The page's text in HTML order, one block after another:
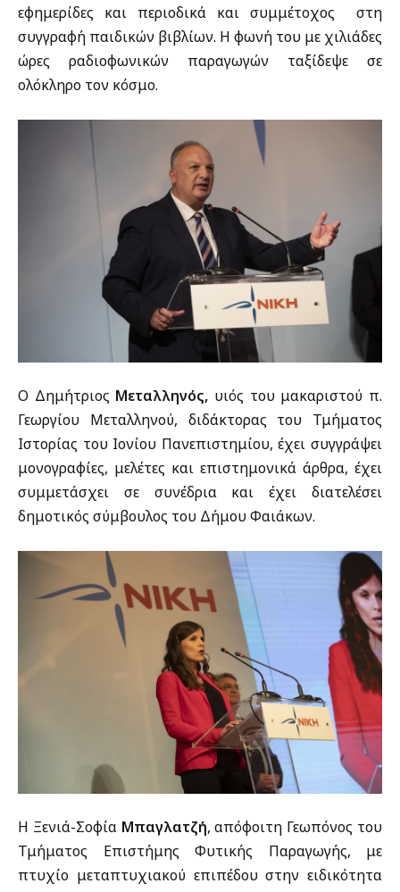
εφημερίδες και περιοδικά και συμμέτοχος στη
συγγραφή παιδικών βιβλίων. Η φωνή του με χιλιάδες
ώρες ραδιοφωνικών παραγωγών ταξίδεψε σε
ολόκληρο τον κόσμο.
Ο Δημήτριος Μεταλληνός, υιός του μακαριστού π.
Γεωργίου Μεταλληνού, διδάκτορας του Τμήματος
Ιστορίας του Ιονίου Πανεπιστημίου, έχει συγγράψει
μονογραφίες, μελέτες και επιστημονικά άρθρα, έχει
συμμετάσχει σε συνέδρια και έχει διατελέσει
δημοτικός σύμβουλος του Δήμου Φαιάκων.
Η Ξενιά-ΣοφίαΜπαγλατζή, απόφοιτη Γεωπόνος του
Τμήματος Επιστήμης Φυτικής Παραγωγής, με
πτυχίο μεταπτυχιακού επιπέδου στην ειδικότητα